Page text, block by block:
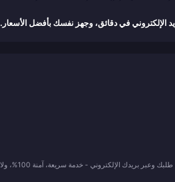
في دقائق، وجهز نفسك بأفضل الأسعار.
- خدمة سريعة، آمنة 100%، ولا تتطلب تسجيل دخول لحساب.